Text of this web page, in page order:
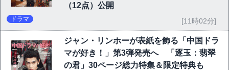
（12点）公開
ドラマ [11時02分]
ジャン・リンホーが表紙を飾る「中国ドラ
マが好き！」第3弾発売へ 「逐玉：翡翠
の君」30ページ総力特集＆限定特典も